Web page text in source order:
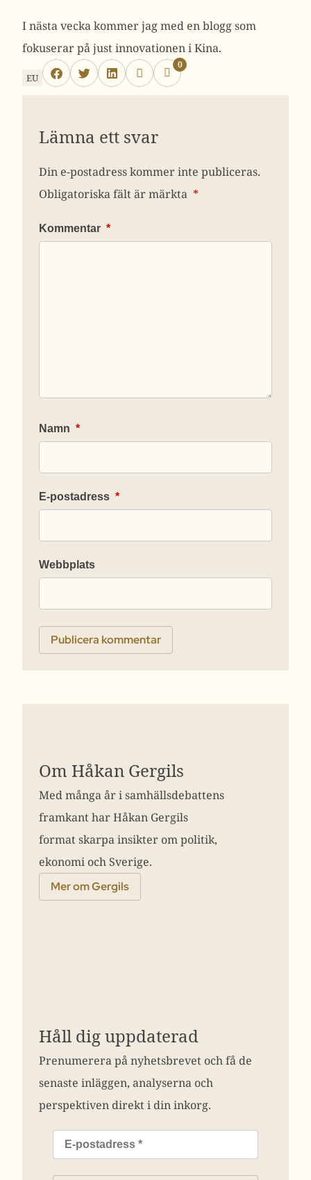
I nästa vecka kommer jag med en blogg som
fokuserar på just innovationen i Kina.
EU
0
Lämna ett svar
Din e-postadress kommer inte publiceras.
Obligatoriska fält är märkta *
Kommentar *
Namn *
E-postadress *
Webbplats
Om Håkan Gergils
Med många år i samhällsdebattens
framkant har Håkan Gergils
format skarpa insikter om politik,
ekonomi och Sverige.
Mer om Gergils
Håll dig uppdaterad
Prenumerera på nyhetsbrevet och få de
senaste inläggen, analyserna och
perspektiven direkt i din inkorg.